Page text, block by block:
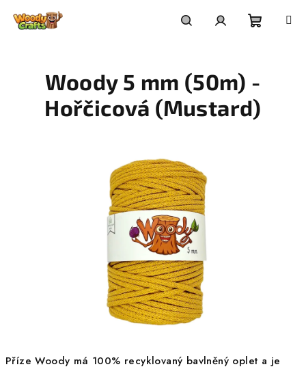
košík
Příze Woody má 100% recyklovaný bavlněný oplet a je
Woody 5 mm (50m) -
Hořčicová (Mustard)